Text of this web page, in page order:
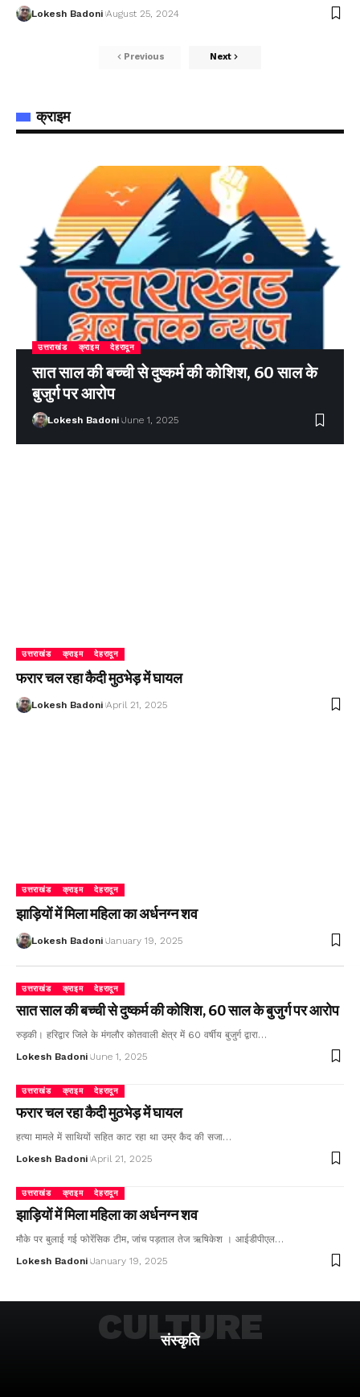
Lokesh Badoni August 25, 2024
Previous Next
क्राइम
उत्तराखंड क्राइम देहरादून
सात साल की बच्ची से दुष्कर्म की कोशिश, 60 साल के
बुजुर्ग पर आरोप
Lokesh Badoni June 1, 2025
उत्तराखंड क्राइम देहरादून
फरार चल रहा कैदी मुठभेड़ में घायल
Lokesh Badoni April 21, 2025
उत्तराखंड क्राइम देहरादून
झाड़ियों में मिला महिला का अर्धनग्न शव
Lokesh Badoni January 19, 2025
उत्तराखंड क्राइम देहरादून
सात साल की बच्ची से दुष्कर्म की कोशिश, 60 साल के बुजुर्ग पर आरोप
रुड़की। हरिद्वार जिले के मंगलौर कोतवाली क्षेत्र में 60 वर्षीय बुजुर्ग द्वारा…
Lokesh Badoni June 1, 2025
उत्तराखंड क्राइम देहरादून
फरार चल रहा कैदी मुठभेड़ में घायल
हत्या मामले में साथियों सहित काट रहा था उम्र कैद की सजा…
Lokesh Badoni April 21, 2025
उत्तराखंड क्राइम देहरादून
झाड़ियों में मिला महिला का अर्धनग्न शव
मौके पर बुलाई गई फोरेंसिक टीम, जांच पड़ताल तेज ऋषिकेश । आईडीपीएल…
Lokesh Badoni January 19, 2025
संस्कृति
CULTURE